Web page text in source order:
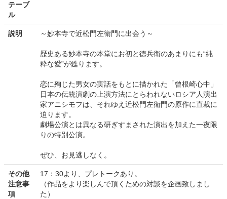
テーブ
ル
説明 ～妙本寺で近松門左衛門に出会う～
歴史ある妙本寺の本堂にお初と徳兵衛のあまりにも“純
粋な愛”が甦ります。
恋に殉じた男女の実話をもとに描かれた「曾根崎心中」
日本の伝統演劇の上演方法にとらわれないロシア人演出
家アニシモフは、それゆえ近松門左衛門の原作に直裁に
迫ります。
劇場公演とは異なる研ぎすまされた演出を加えた一夜限
りの特別公演。
ぜひ、お見逃しなく。
その他
注意事
項
17：30より、プレトークあり。
（作品をより楽しんで頂くための対談を企画致しまし
た）